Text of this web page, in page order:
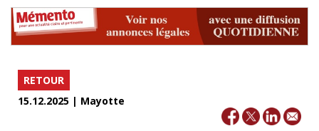
RETOUR
15.12.2025 | Mayotte